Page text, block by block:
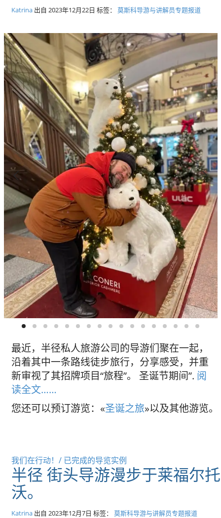
Katrina出自 2023年12月22日 标签： 莫斯科导游与讲解员专题报道
最近，半径私人旅游公司的导游们聚在一起，
沿着其中一条路线徒步旅行，分享感受，并重
新审视了其招牌项目“旅程”。 圣诞节期间”. 阅
读全文……
您还可以预订游览：«圣诞之旅»以及其他游览。
我们在行动！/ 已完成的导览实例
半径 街头导游漫步于莱福尔托
沃。
Katrina出自 2023年12月7日 标签： 莫斯科导游与讲解员专题报道